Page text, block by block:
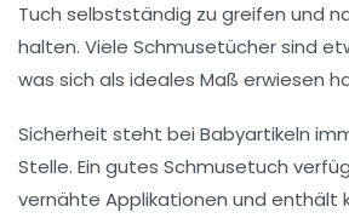
Tuch selbstständig zu greifen und
halten. Viele Schmusetücher sind
was sich als ideales Maß erwiesen
Sicherheit steht bei Babyartikeln
Stelle. Ein gutes Schmusetuch
vernähte Applikationen und enthält